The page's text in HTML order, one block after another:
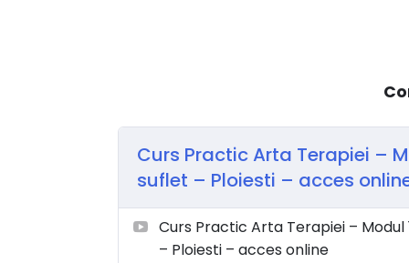
Curs Practic Arta Terapiei –
suflet – Ploiesti – acces
Curs Practic Arta Terapiei –
– Ploiesti – acces online